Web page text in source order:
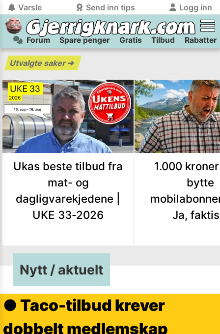
Varsle Send inn tips Logg inn
tilbake
Logg inn på Gjerrigknark.com:
gjerrigknark.com ved å benytte Vipps-innlogging.
Logg inn med Vipps
tilbake
Send inn tips:
flaxlodd!
Kamera
Velg bilde
Send inn
Vil du være med i tipsekonkurransen kan du oppgi
kontaktdetaljer i neste steg.
Forum Spare penger Gratis Tilbud Rabatter
Utvalgte saker➔
Spare penger — Tilbud,
Ukas beste tilbud fra
mat- og
dagligvarekjedene |
UKE 33-2026
1.000
bytte
Ja,
Nytt / aktuelt
●Taco-tilbud krever
dobbelt medlemskap